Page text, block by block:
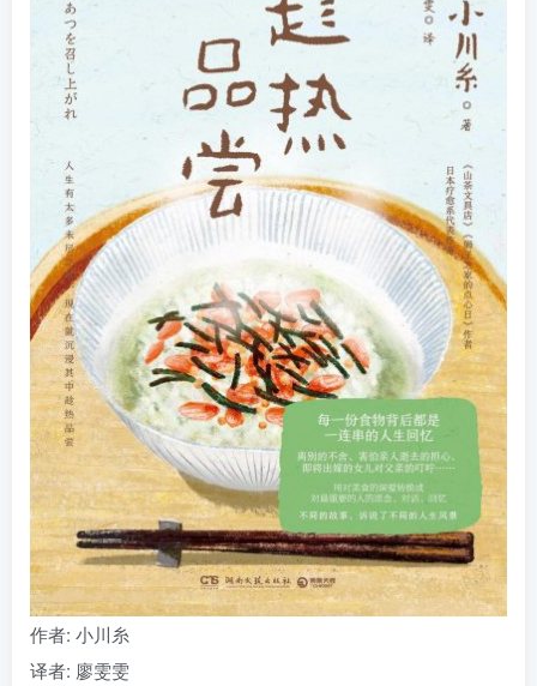
作者: 小川糸
译者: 廖雯雯
没有账号？立即注册
用户名/手机号/邮箱
记住登录 找回密码|免密登录
登录
社交账号登录